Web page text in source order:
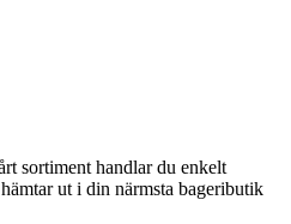
sortiment handlar du enkelt
ut i din närmsta bageributik